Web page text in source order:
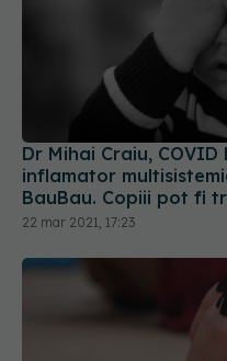
Dr Mihai Craiu,
inflamator
BauBau. Copiii pot fi
22 mar 2021, 17:23